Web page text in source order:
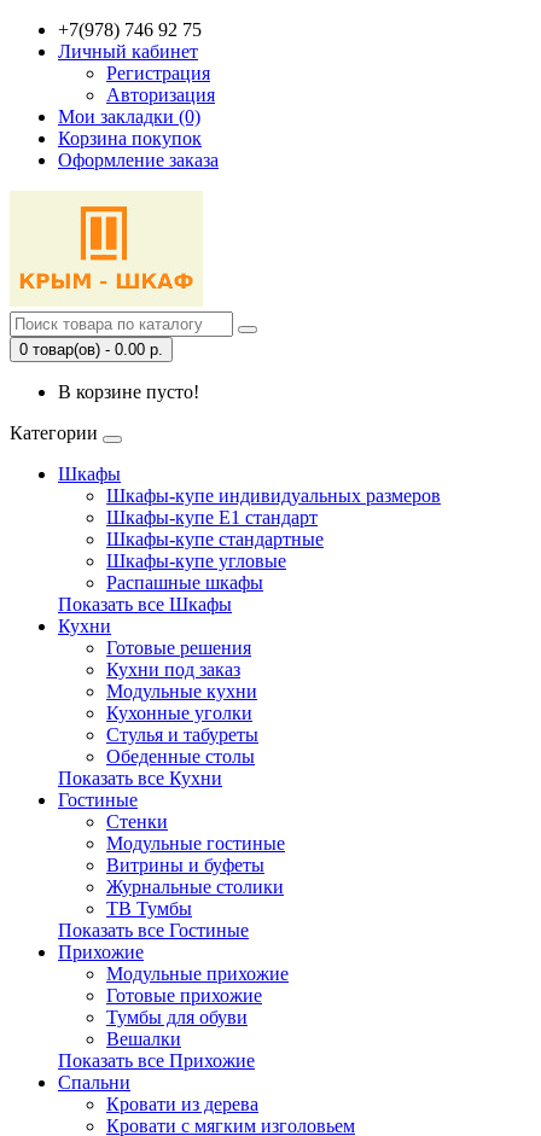
+7(978) 746 92 75
Личный кабинет
Регистрация
Авторизация
Мои закладки (0)
Корзина покупок
Оформление заказа
0 товар(ов) - 0.00 р.
В корзине пусто!
Категории
Шкафы
Шкафы-купе индивидуальных размеров
Шкафы-купе Е1 стандарт
Шкафы-купе стандартные
Шкафы-купе угловые
Распашные шкафы
Показать все Шкафы
Кухни
Готовые решения
Кухни под заказ
Модульные кухни
Кухонные уголки
Стулья и табуреты
Обеденные столы
Показать все Кухни
Гостиные
Стенки
Модульные гостиные
Витрины и буфеты
Журнальные столики
ТВ Тумбы
Показать все Гостиные
Прихожие
Модульные прихожие
Готовые прихожие
Тумбы для обуви
Вешалки
Показать все Прихожие
Спальни
Кровати из дерева
Кровати с мягким изголовьем